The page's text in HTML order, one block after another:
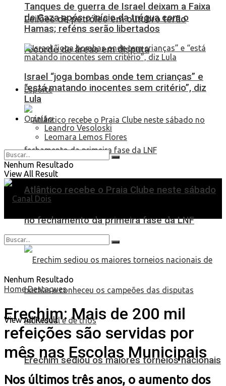
Leilões de petróleo em outubro terão
recorde de áreas em disputa
Esporte
Atlântico recebe o Praia Clube neste sábado
no fechamento da primeira fase da LNF
Erechim sediou os maiores torneios nacionais
Tanques de guerra de Israel deixam a Faixa
de Gaza após o início da trégua com o
Hamas; reféns serão libertados
Israel “joga bombas onde tem crianças” e
“está matando inocentes sem critério”, diz
Lula
Opinião
Leandro Vesoloski
Leomara Lemos Flores
Nenhum Resultado
View All Result
Nenhum Resultado
View All Result
Home Destaques
Erechim: Mais de 200 mil
refeições são servidas por
mês nas Escolas Municipais
Nos últimos três anos, o aumento dos